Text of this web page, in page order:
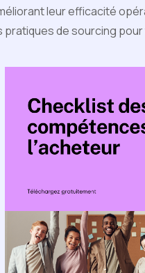
leur efficacité
de sourcing